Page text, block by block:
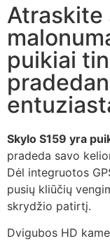
Atraskite
puikiai
Skylo S159 yra
pradeda savo
Dėl integruotos
pusių kliūčių
skrydžio patirtį.
Dvigubos HD